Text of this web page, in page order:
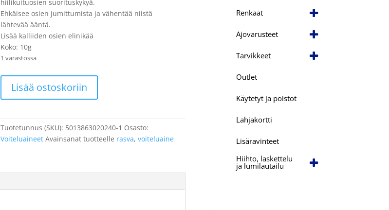
hiilikuituosien suorituskykyä.
Ehkäisee osien jumittumista ja vähentää niistä
lähtevää ääntä.
Lisää kalliiden osien elinikää
Koko: 10g
1 varastossa
CARBON
GRIPPER
PASTE
Lisää ostoskoriin
Tuotetunnus (SKU): 5013863020240-1 Osasto:
Voiteluaineet Avainsanat tuotteelle rasva,voiteluaine
Renkaat
Ajovarusteet
Tarvikkeet
Outlet
Käytetyt ja poistot
Lahjakortti
Lisäravinteet
Hiihto, laskettelu
ja lumilautailu